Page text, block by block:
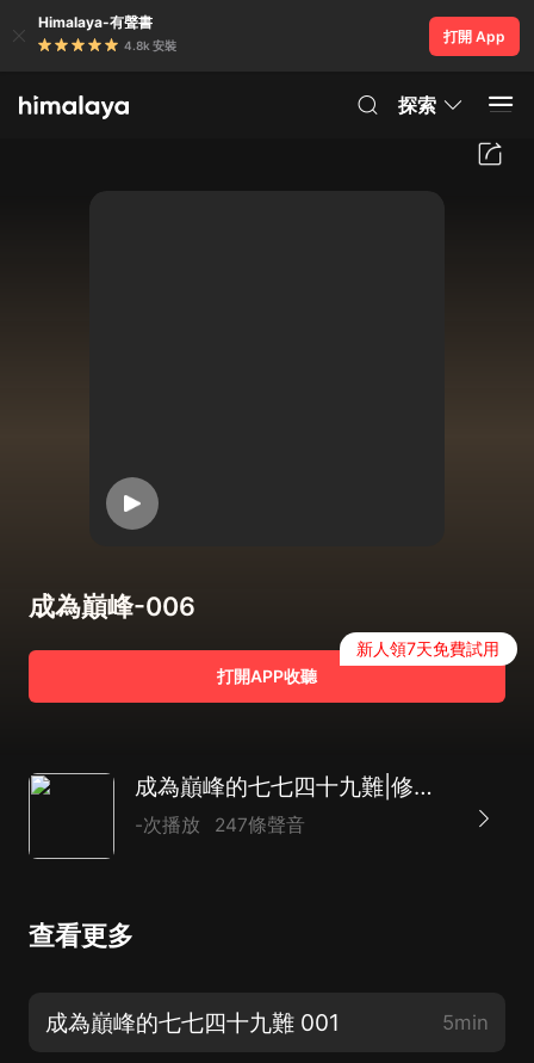
Himalaya-有聲書
4.8k 安裝
打開 App
探索
成為巔峰-006
打開APP收聽
新人領7天免費試用
成為巔峰的七七四十九難|修仙|多播|復仇|冒險
-次播放 247條聲音
查看更多
成為巔峰的七七四十九難 001 5min